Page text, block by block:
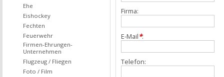
Firma:
E-Mail*:
Telefon:
Ehe
Eishockey
Fechten
Feuerwehr
Firmen-Ehrungen-
Unternehmen
Flugzeug / Fliegen
Foto / Film